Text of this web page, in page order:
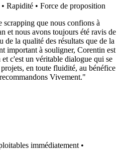
Rapidité • Force de proposition
scrapping que nous confions à
et nous avons toujours été ravis de
la qualité des résultats que de la
important à souligner, Corentin est
c'est un véritable dialogue qui se
en toute fluidité, au bénéfice
Vivement."
immédiatement •